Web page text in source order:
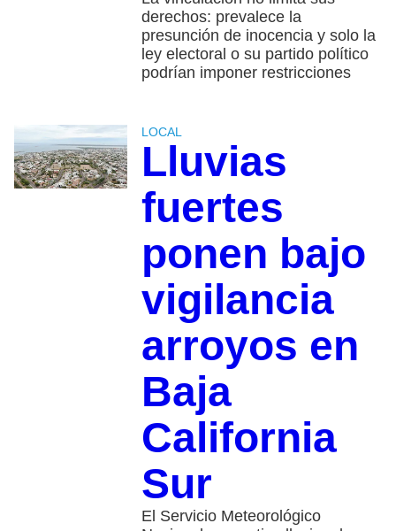
derechos: prevalece la
presunción de inocencia y solo la
ley electoral o su partido político
podrían imponer restricciones
LOCAL
Lluvias
fuertes
ponen bajo
vigilancia
arroyos en
Baja
California
Sur
El Servicio Meteorológico